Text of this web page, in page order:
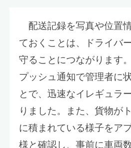
配送記録を写真や位置
ておくことは、ドライバ
守ることにつながります
プッシュ通知で管理者に
とで、迅速なイレギュラ
りました。また、貨物が
に積まれている様子をア
様と確認し、事前に車両